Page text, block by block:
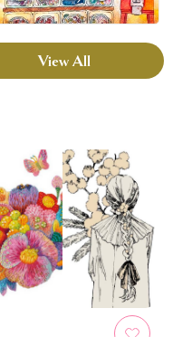
View All